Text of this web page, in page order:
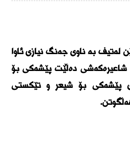
بە ناوی جەنگ نیازی ئاوا
شاعیرەكەشی دەڵێت پێشەكی بۆ
پێشەكی بۆ شیعر و تێكستی